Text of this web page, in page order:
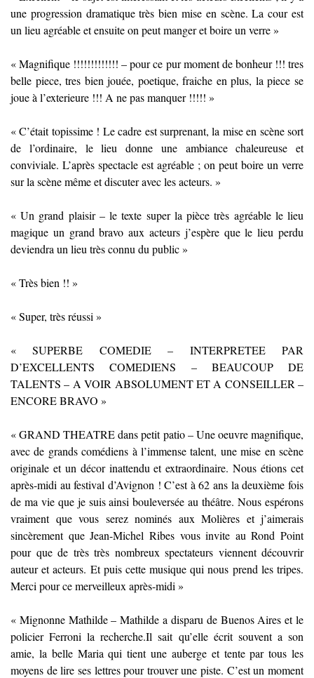
une progression dramatique très bien mise en scène. La cour est
un lieu agréable et ensuite on peut manger et boire un verre »
« Magnifique !!!!!!!!!!!!! – pour ce pur moment de bonheur !!! tres
belle piece, tres bien jouée, poetique, fraiche en plus, la piece se
joue à l’exterieure !!! A ne pas manquer !!!!! »
« C’était topissime ! Le cadre est surprenant, la mise en scène sort
de l’ordinaire, le lieu donne une ambiance chaleureuse et
conviviale. L’après spectacle est agréable ; on peut boire un verre
sur la scène même et discuter avec les acteurs. »
« Un grand plaisir – le texte super la pièce très agréable le lieu
magique un grand bravo aux acteurs j’espère que le lieu perdu
deviendra un lieu très connu du public »
« Très bien !! »
« Super, très réussi »
« SUPERBE COMEDIE – INTERPRETEE PAR
D’EXCELLENTS COMEDIENS – BEAUCOUP DE
TALENTS – A VOIR ABSOLUMENT ET A CONSEILLER –
ENCORE BRAVO »
« GRAND THEATRE dans petit patio – Une oeuvre magnifique,
avec de grands comédiens à l’immense talent, une mise en scène
originale et un décor inattendu et extraordinaire. Nous étions cet
après-midi au festival d’Avignon ! C’est à 62 ans la deuxième fois
de ma vie que je suis ainsi bouleversée au théâtre. Nous espérons
vraiment que vous serez nominés aux Molières et j’aimerais
sincèrement que Jean-Michel Ribes vous invite au Rond Point
pour que de très très nombreux spectateurs viennent découvrir
auteur et acteurs. Et puis cette musique qui nous prend les tripes.
Merci pour ce merveilleux après-midi »
« Mignonne Mathilde – Mathilde a disparu de Buenos Aires et le
policier Ferroni la recherche.Il sait qu’elle écrit souvent a son
amie, la belle Maria qui tient une auberge et tente par tous les
moyens de lire ses lettres pour trouver une piste. C’est un moment